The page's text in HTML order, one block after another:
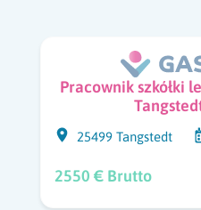
Pracownik szkółki
25499 Tangstedt
2550 € Brutto